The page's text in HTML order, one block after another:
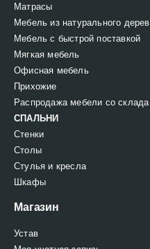
Матрасы
Мебель из натурального
Мебель с быстрой поставкой
Мягкая мебель
Офисная мебель
Прихожие
Распродажа мебели со склада
СПАЛЬНИ
Стенки
Столы
Стулья и кресла
Шкафы
Магазин
Устав